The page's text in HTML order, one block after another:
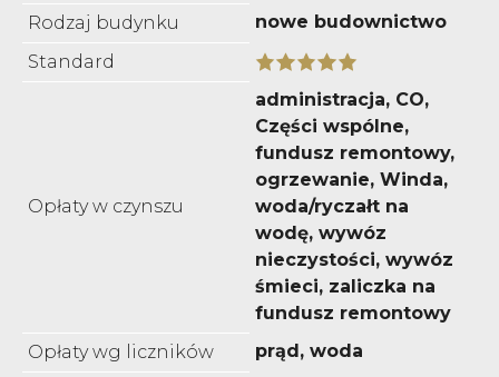
Rodzaj budynku
nowe budownictwo
Standard
Opłaty w czynszu
administracja, CO,
Części wspólne,
fundusz remontowy,
ogrzewanie, Winda,
woda/ryczałt na
wodę, wywóz
nieczystości, wywóz
śmieci, zaliczka na
fundusz remontowy
Opłaty wg liczników
prąd, woda